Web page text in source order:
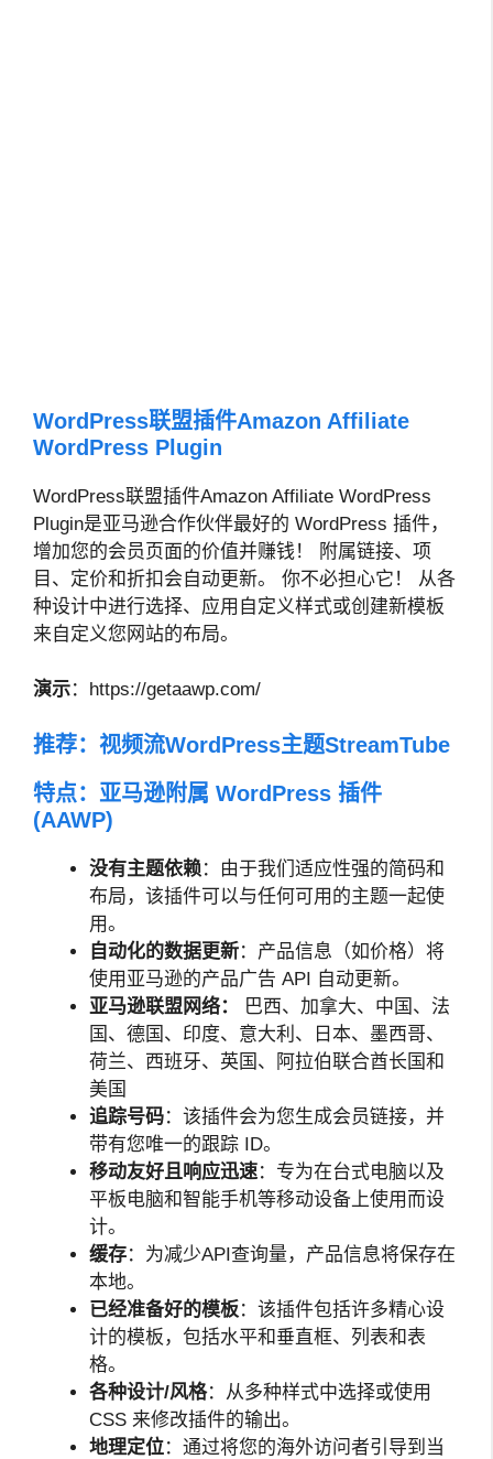
WordPress联盟插件Amazon Affiliate
WordPress Plugin
WordPress联盟插件Amazon Affiliate WordPress
Plugin是亚马逊合作伙伴最好的 WordPress 插件，
增加您的会员页面的价值并赚钱！ 附属链接、项
目、定价和折扣会自动更新。 你不必担心它！ 从各
种设计中进行选择、应用自定义样式或创建新模板
来自定义您网站的布局。
演示：https://getaawp.com/
推荐： 视频流WordPress主题StreamTube
特点：亚马逊附属 WordPress 插件
(AAWP)
没有主题依赖 ：由于我们适应性强的简码和
布局，该插件可以与任何可用的主题一起使
用。
自动化的数据更新：产品信息（如价格）将
使用亚马逊的产品广告 API 自动更新。
亚马逊联盟网络：
巴西、加拿大、中国、法
国、德国、印度、意大利、日本、墨西哥、
荷兰、西班牙、英国、阿拉伯联合酋长国和
美国
追踪号码：该插件会为您生成会员链接，并
带有您唯一的跟踪 ID。
移动友好且响应迅速：专为在台式电脑以及
平板电脑和智能手机等移动设备上使用而设
计。
缓存：为减少API查询量，产品信息将保存在
本地。
已经准备好的模板 ：该插件包括许多精心设
计的模板，包括水平和垂直框、列表和表
格。
各种设计/风格：从多种样式中选择或使用
CSS 来修改插件的输出。
地理定位：通过将您的海外访问者引导到当